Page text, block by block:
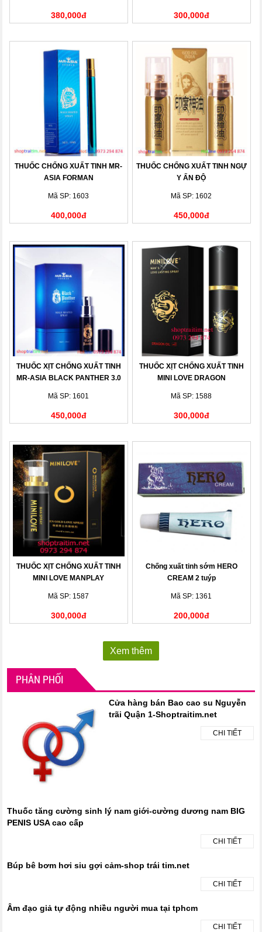
380,000đ 300,000đ
THUỐC CHỐNG XUẤT TINH MR-
ASIA FORMAN
Mã SP: 1603
400,000đ
THUỐC CHỐNG XUẤT TINH NGỰ
Y ẤN ĐỘ
Mã SP: 1602
450,000đ
THUỐC XỊT CHỐNG XUẤT TINH
MR-ASIA BLACK PANTHER 3.0
Mã SP: 1601
450,000đ
THUỐC XỊT CHỐNG XUẤT TINH
MINI LOVE DRAGON
Mã SP: 1588
300,000đ
THUỐC XỊT CHỐNG XUẤT TINH
MINI LOVE MANPLAY
Mã SP: 1587
300,000đ
Chống xuất tinh sớm HERO
CREAM 2 tuýp
Mã SP: 1361
200,000đ
Xem thêm
PHÂN PHỐI
Cửa hàng bán Bao cao su Nguyễn
trãi Quận 1-Shoptraitim.net
CHI TIẾT
Thuốc tăng cường sinh lý nam giới-cường dương nam BIG
PENIS USA cao cấp
CHI TIẾT
Búp bê bơm hơi siu gợi cảm-shop trái tim.net
CHI TIẾT
Âm đạo giả tự động nhiều người mua tại tphcm
CHI TIẾT